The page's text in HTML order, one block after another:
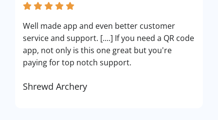
Well made app and even better customer
service and support. [....] If you need a QR code
app, not only is this one great but you're
paying for top notch support.
Shrewd Archery